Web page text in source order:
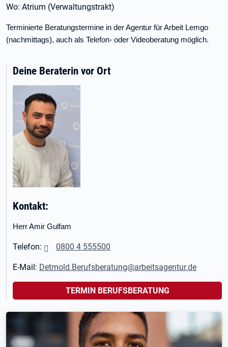
Wo: Atrium (Verwaltungstrakt)
Terminierte Beratungstermine in der Agentur für Arbeit Lemgo
(nachmittags), auch als Telefon- oder Videoberatung möglich.
Deine Beraterin vor Ort
Kontakt:
Herr Amir Gulfam
Telefon: 0800 4 555500
E-Mail: Detmold.Berufsberatung@arbeitsagentur.de
TERMIN BERUFSBERATUNG